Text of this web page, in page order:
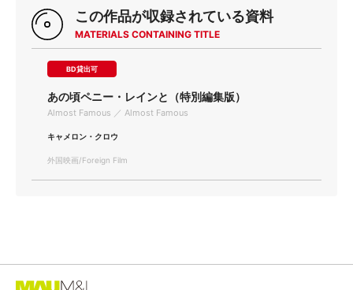
この作品が収録されている資料
MATERIALS CONTAINING TITLE
BD貸出可
あの頃ペニー・レインと（特別編集版）
Almost Famous ／ Almost Famous
キャメロン・クロウ
外国映画/Foreign Film